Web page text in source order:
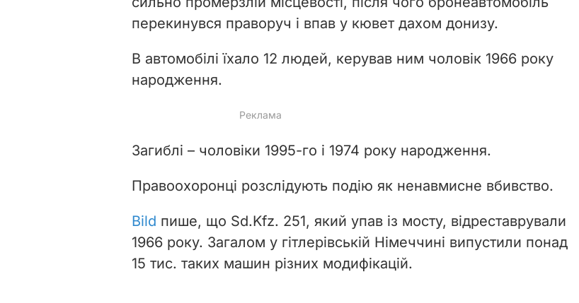
перекинувся праворуч і впав у кювет дахом донизу.
В автомобілі їхало 12 людей, керував ним чоловік 1966 року
народження.
Загиблі – чоловіки 1995-го і 1974 року народження.
Правоохоронці розслідують подію як ненавмисне вбивство.
Bild пише, що Sd.Kfz. 251, який упав із мосту, відреставрували
1966 року. Загалом у гітлерівській Німеччині випустили понад
15 тис. таких машин різних модифікацій.